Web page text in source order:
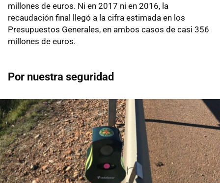
millones de euros. Ni en 2017 ni en 2016, la
recaudación final llegó a la cifra estimada en los
Presupuestos Generales, en ambos casos de casi 356
millones de euros.
Por nuestra seguridad